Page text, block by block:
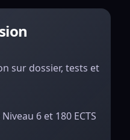
sur dossier, tests et
6 et 180 ECTS